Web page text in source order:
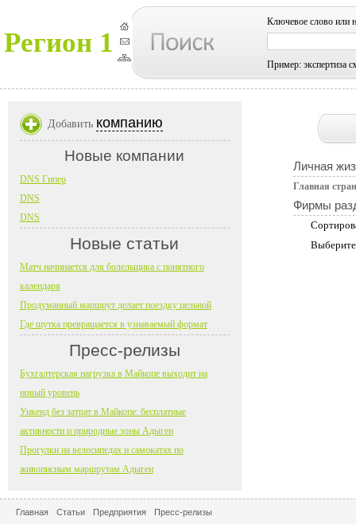
Регион 1
Ключевое слово или
Пример: экспертиза
Личная
Главная
Фирмы
Добавить компанию
Новые компании
DNS Гипер
DNS
DNS
Новые статьи
Матч начинается для болельщика с понятного
календаря
Продуманный маршрут делает поездку цельной
Где шутка превращается в узнаваемый формат
Пресс-релизы
Бухгалтерская нагрузка в Майкопе выходит на
новый уровень
Уикенд без затрат в Майкопе: бесплатные
активности и природные зоны Адыгеи
Прогулки на велосипедах и самокатах по
живописным маршрутам Адыгеи
Главная Статьи Предприятия Пресс-релизы